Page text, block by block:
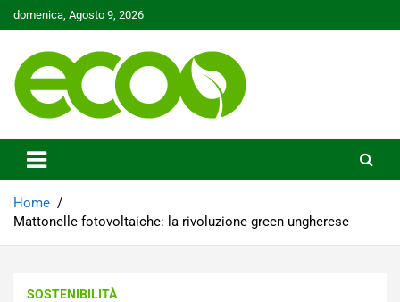
Skip
to
domenica, Agosto 9, 2026
Ecoo.it
Home
Mattonelle fotovoltaiche: la rivoluzione green ungherese
SOSTENIBILITÀ